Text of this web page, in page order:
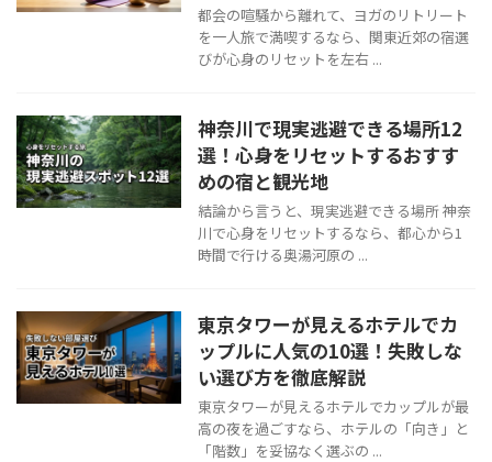
都会の喧騒から離れて、ヨガのリトリート
を一人旅で満喫するなら、関東近郊の宿選
びが心身のリセットを左右 ...
神奈川で現実逃避できる場所12
選！心身をリセットするおすす
めの宿と観光地
結論から言うと、現実逃避できる場所 神奈
川で心身をリセットするなら、都心から1
時間で行ける奥湯河原の ...
東京タワーが見えるホテルでカ
ップルに人気の10選！失敗しな
い選び方を徹底解説
東京タワーが見えるホテルでカップルが最
高の夜を過ごすなら、ホテルの「向き」と
「階数」を妥協なく選ぶの ...